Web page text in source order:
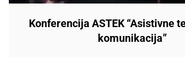
Konferencija ASTEK “Asistivne
komunikacija”